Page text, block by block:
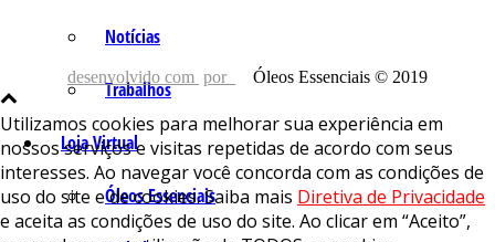
Notícias
Trabalhos
Loja Virtual
Óleos Essenciais
desenvolvido com por Óleos Essenciais © 2019
Utilizamos cookies para melhorar sua experiência em
nossos serviços e visitas repetidas de acordo com seus
interesses. Ao navegar você concorda com as condições de
uso do site e de cookies. Saiba mais Diretiva de Privacidade
e aceita as condições de uso do site. Ao clicar em “Aceito”,